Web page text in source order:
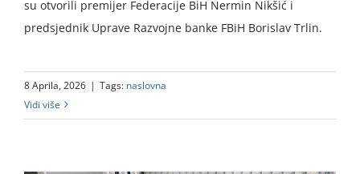
su otvorili premijer Federacije BiH Nermin Nikšić i
predsjednik Uprave Razvojne banke FBiH Borislav Trlin.
8 Aprila, 2026 | Tags: naslovna
Vidi više